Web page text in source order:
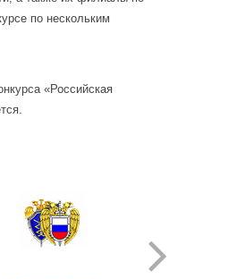
по нескольким
«Российская